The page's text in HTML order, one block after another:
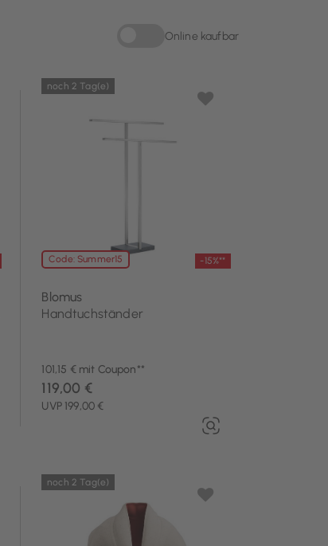
Online kaufbar
Sortieren nach Online kaufbar: Online
Code: Summer15 -15%**
noch 2 Tag(e)
Blomus
Handtuchständer
101,15 € mit Coupon**
UVP 199,00 €
119,00 €
noch 2 Tag(e)